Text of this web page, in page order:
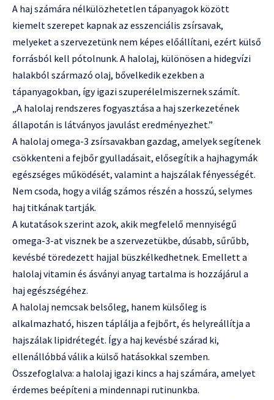
A haj számára nélkülözhetetlen tápanyagok között
kiemelt szerepet kapnak az esszenciális zsírsavak,
melyeket a szervezetünk nem képes előállítani, ezért külső
forrásból kell pótolnunk. A halolaj, különösen a hidegvízi
halakból származó olaj, bővelkedik ezekben a
tápanyagokban, így igazi szuperélelmiszernek számít.
„A halolaj rendszeres fogyasztása a haj szerkezetének
állapotán is látványos javulást eredményezhet.”
A halolaj omega-3 zsírsavakban gazdag, amelyek segítenek
csökkenteni a fejbőr gyulladásait, elősegítik a hajhagymák
egészséges működését, valamint a hajszálak fényességét.
Nem csoda, hogy a világ számos részén a hosszú, selymes
haj titkának tartják.
A kutatások szerint azok, akik megfelelő mennyiségű
omega-3-at visznek be a szervezetükbe, dúsabb, sűrűbb,
kevésbé töredezett hajjal büszkélkedhetnek. Emellett a
halolaj vitamin és ásványi anyag tartalma is hozzájárul a
haj egészségéhez.
A halolaj nemcsak belsőleg, hanem külsőleg is
alkalmazható, hiszen táplálja a fejbőrt, és helyreállítja a
hajszálak lipidrétegét. Így a haj kevésbé szárad ki,
ellenállóbbá válik a külső hatásokkal szemben.
Összefoglalva: a halolaj igazi kincs a haj számára, amelyet
érdemes beépíteni a mindennapi rutinunkba.